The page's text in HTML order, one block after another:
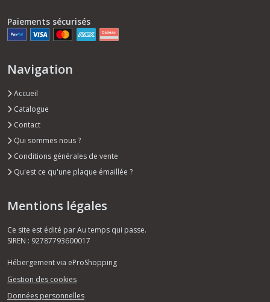
Paiements sécurisés
Navigation
Accueil
Catalogue
Contact
Qui sommes nous ?
Conditions générales de vente
Qu'est ce qu'une plaque émaillée ?
Mentions légales
Ce site est édité par Au temps qui passe.
SIREN : 92787793600017
Hébergement via eProShopping
Gestion des cookies
Données personnelles